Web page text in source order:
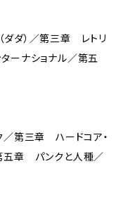
ダ）／第三章 レトリ
ーナショナル／第五
第三章 ハードコア・
五章 パンクと人種／